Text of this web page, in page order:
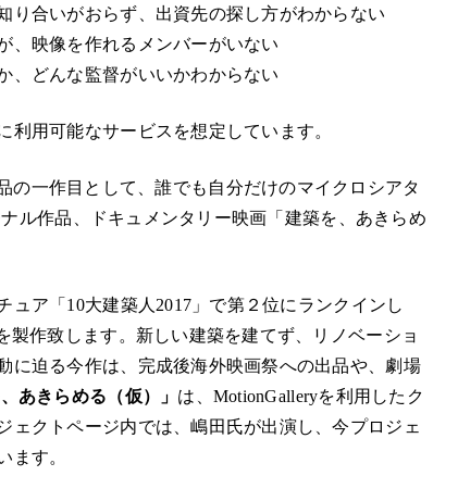
り合いがおらず、出資先の探し方がわからない
、映像を作れるメンバーがいない
、どんな監督がいいかわからない
利用可能なサービスを想定しています。
の一作目として、誰でも自分だけのマイクロシアタ
ル作品、ドキュメンタリー映画「建築を、あきらめ
ュア「10大建築人2017」で第２位にランクインし
作致します。新しい建築を建てず、リノベーショ
に迫る今作は、完成後海外映画祭への出品や、劇場
、あきらめる（仮）」 は、MotionGalleryを利用したク
クトページ内では、嶋田氏が出演し、今プロジェ
ます。